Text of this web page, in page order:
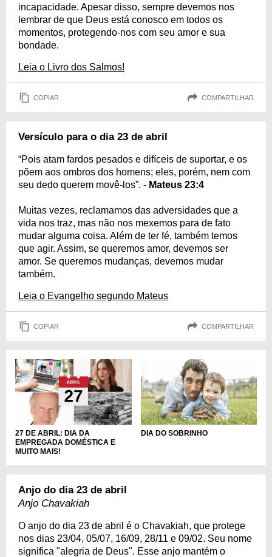
incapacidade. Apesar disso, sempre devemos nos
lembrar de que Deus está conosco em todos os
momentos, protegendo-nos com seu amor e sua
bondade.
Leia o Livro dos Salmos!
COPIAR COMPARTILHAR
Versículo para o dia 23 de abril
“Pois atam fardos pesados e difíceis de suportar, e os
põem aos ombros dos homens; eles, porém, nem com
seu dedo querem movê-los”. - Mateus 23:4
Muitas vezes, reclamamos das adversidades que a
vida nos traz, mas não nos mexemos para de fato
mudar alguma coisa. Além de ter fé, também temos
que agir. Assim, se queremos amor, devemos ser
amor. Se queremos mudanças, devemos mudar
também.
Leia o Evangelho segundo Mateus
COPIAR COMPARTILHAR
27 DE ABRIL: DIA DA
EMPREGADA DOMÉSTICA E
MUITO MAIS!
DIA DO SOBRINHO
Anjo do dia 23 de abril
Anjo Chavakiah
O anjo do dia 23 de abril é o Chavakiah, que protege
nos dias 23/04, 05/07, 16/09, 28/11 e 09/02. Seu nome
significa "alegria de Deus". Esse anjo mantém o